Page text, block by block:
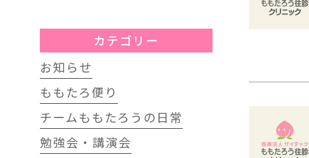
カテゴリー
お知らせ
ももたろ便り
チームももたろうの日常
勉強会・講演会